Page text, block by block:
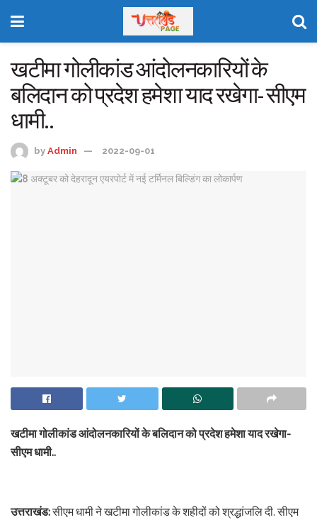
खटीमा गोलीकांड आंदोलनकारियों के
बलिदान को प्रदेश हमेशा याद रखेगा- सीएम
धामी..
by Admin 2022-09-01
खटीमा गोलीकांड आंदोलनकारियों के बलिदान को प्रदेश हमेशा याद रखेगा-
सीएम धामी..
उत्तराखंड:सीएम धामी ने खटीमा गोलीकांड के शहीदों को श्रद्धांजलि दी. सीएम